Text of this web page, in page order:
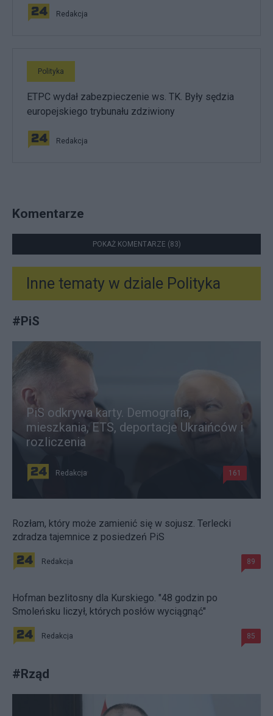
Redakcja
Polityka
ETPC wydał zabezpieczenie ws. TK. Były sędzia
europejskiego trybunału zdziwiony
Redakcja
Komentarze
POKAŻ KOMENTARZE (83)
Inne tematy w dziale Polityka
#PiS
PiS odkrywa karty. Demografia,
mieszkania, ETS, deportacje Ukraińców i
rozliczenia
Redakcja 161
Rozłam, który może zamienić się w sojusz. Terlecki
zdradza tajemnice z posiedzeń PiS
Redakcja 89
Hofman bezlitosny dla Kurskiego. "48 godzin po
Smoleńsku liczył, których posłów wyciągnąć"
Redakcja 85
#Rząd